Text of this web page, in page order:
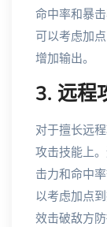
命中率和暴
可以考虑加
增加输出。
3. 远程
对于擅长远
攻击技能上
击力和命中
以考虑加点
效击破敌方防